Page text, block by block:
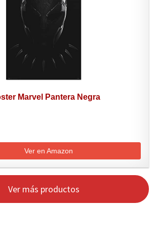
Marvel Pantera Negra
Ver en Amazon
Ver más productos